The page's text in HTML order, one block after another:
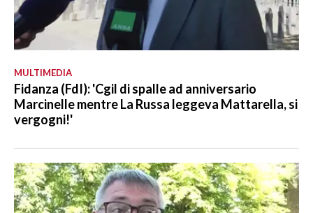
MULTIMEDIA
Fidanza (FdI): 'Cgil di spalle ad anniversario
Marcinelle mentre La Russa leggeva Mattarella, si
vergogni!'